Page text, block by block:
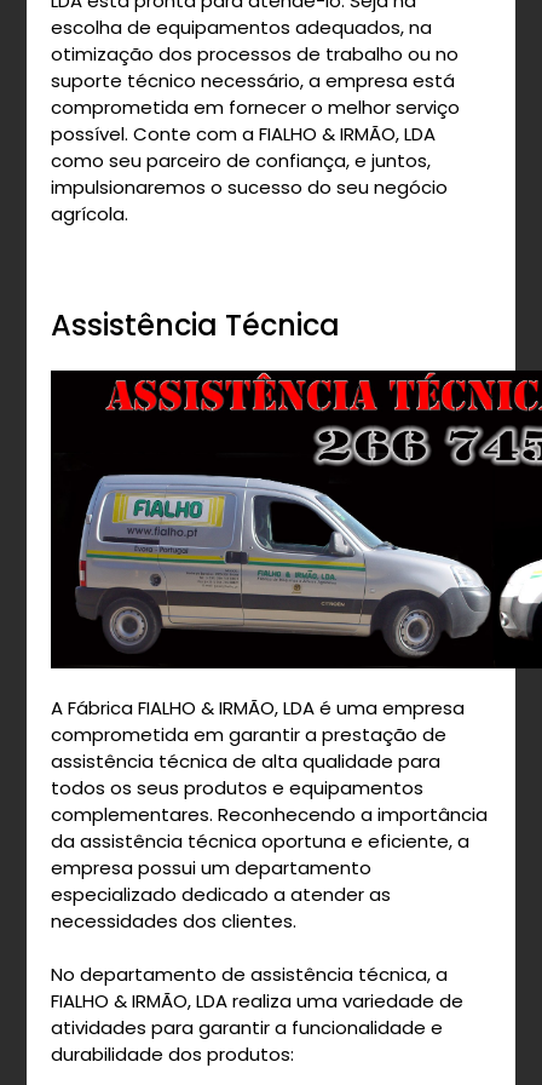
escolha de equipamentos adequados, na
otimização dos processos de trabalho ou no
suporte técnico necessário, a empresa está
comprometida em fornecer o melhor serviço
possível. Conte com a FIALHO & IRMÃO, LDA
como seu parceiro de confiança, e juntos,
impulsionaremos o sucesso do seu negócio
agrícola.
Assistência Técnica
A Fábrica FIALHO & IRMÃO, LDA é uma empresa
comprometida em garantir a prestação de
assistência técnica de alta qualidade para
todos os seus produtos e equipamentos
complementares. Reconhecendo a importância
da assistência técnica oportuna e eficiente, a
empresa possui um departamento
especializado dedicado a atender as
necessidades dos clientes.
No departamento de assistência técnica, a
FIALHO & IRMÃO, LDA realiza uma variedade de
atividades para garantir a funcionalidade e
durabilidade dos produtos: